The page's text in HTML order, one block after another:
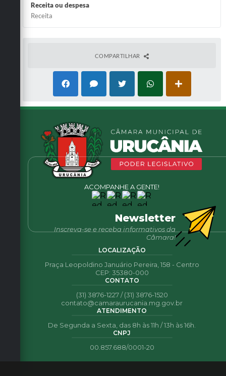
Receita ou despesa
Receita
COMPARTILHAR
ACOMPANHE A GENTE!
Newsletter
Inscreva-se e receba informativos da
Câmara!
LOCALIZAÇÃO
Praça Leopoldino Januário Pereira, 158 - Centro
CEP: 35380-000
CONTATO
(31) 3876-1227 / (31) 3876-1520
contato@camaraurucania.mg.gov.br
ATENDIMENTO
De Segunda a Sexta, das 8h às 11h / 13h às 16h.
CNPJ
00.857.688/0001-20